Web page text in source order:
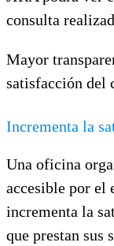
consulta
Mayor
satisfacción del
Incrementa la
Una oficina
accesible por el
incrementa la
que prestan sus